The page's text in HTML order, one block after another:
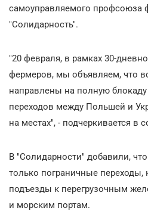
самоуправляемого профсоюза
"Солидарность".
"20 февраля, в рамках 30-
фермеров, мы объявляем, что
направлены на полную
переходов между Польшей и
на местах", - подчеркивается в
В "Солидарности" добавили,
только пограничные переходы,
подъезды к перегрузочным
и морским портам.